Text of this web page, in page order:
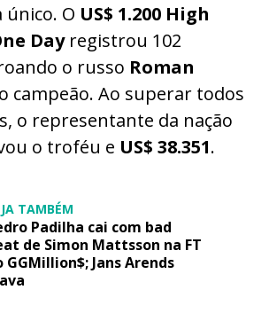
único. O US$ 1.200 High
Dayregistrou 102
o russo Roman
campeão. Ao superar todos
o representante da nação
o troféu e US$ 38.351.
TAMBÉM
Padilha cai com bad
de Simon Mattsson na FT
GGMillion$; Jans Arends